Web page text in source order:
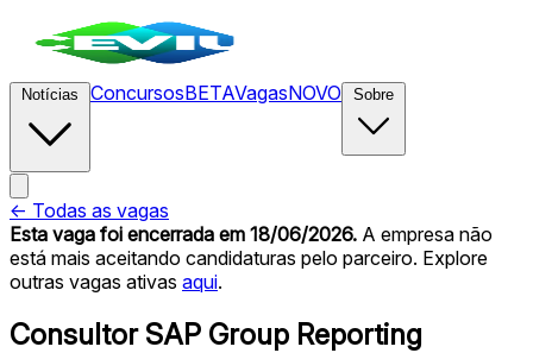
ConcursosBETAVagasNOVO
← Todas as vagas
Esta vaga foi encerrada em 18/06/2026. A empresa não
está mais aceitando candidaturas pelo parceiro. Explore
outras vagas ativas aqui.
Consultor SAP Group Reporting